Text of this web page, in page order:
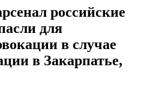
российские
для
в случае
в Закарпатье,